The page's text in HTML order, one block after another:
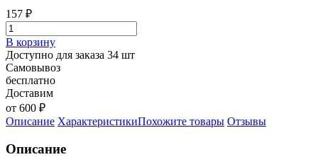
157 ₽
В корзину
Доступно для заказа 34 шт
Самовывоз
бесплатно
Доставим
от 600 ₽
Описание ХарактеристикиПохожите товары Отзывы
Описание